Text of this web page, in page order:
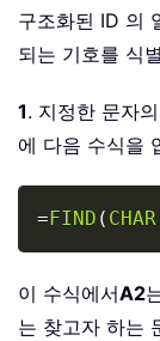
구조화된 ID 의
되는 기호를 식
1. 지정한 문자
에 다음 수식을
=FIND ( CHAR
이 수식에서A2
는 찾고자 하는